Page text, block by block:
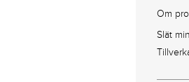
Om
Slät